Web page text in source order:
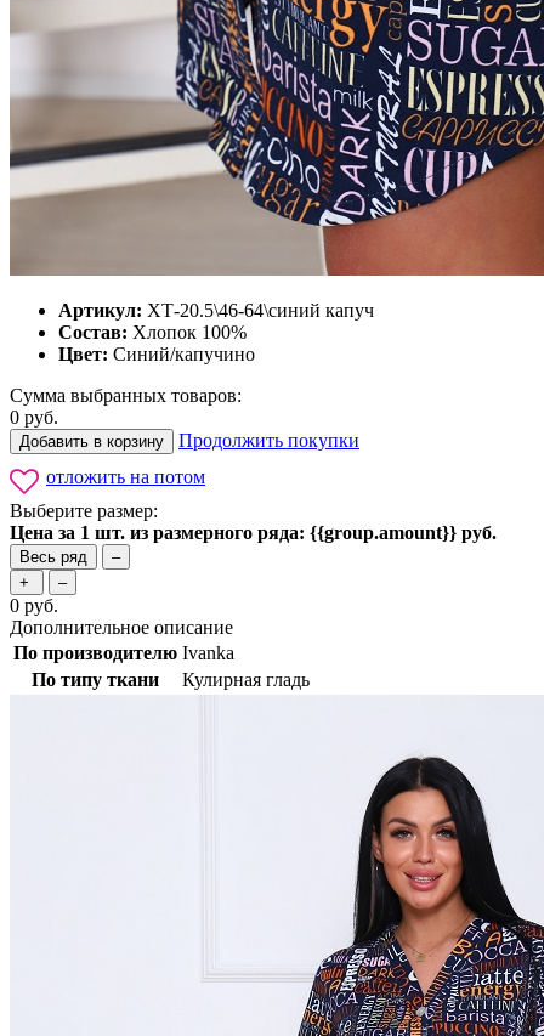
Артикул: ХТ-20.5\46-64\синий капуч
Состав: Хлопок 100%
Цвет: Синий/капучино
Сумма выбранных товаров:
0 руб.
Добавить в корзину
Продолжить покупки
отложить на потом
Выберите размер:
Цена за 1 шт. из размерного ряда: {{group.amount}} руб.
Весь ряд
–
+
–
0 руб.
Дополнительное описание
По производителю Ivanka
По типу ткани
Кулирная гладь